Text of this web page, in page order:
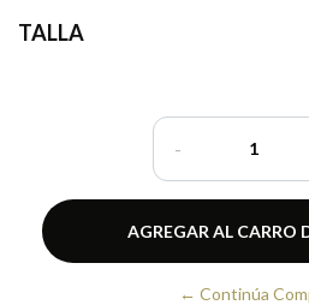
TALLA
-
← Continúa